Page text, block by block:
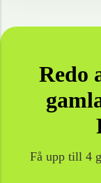
Redo
Få upp till 4